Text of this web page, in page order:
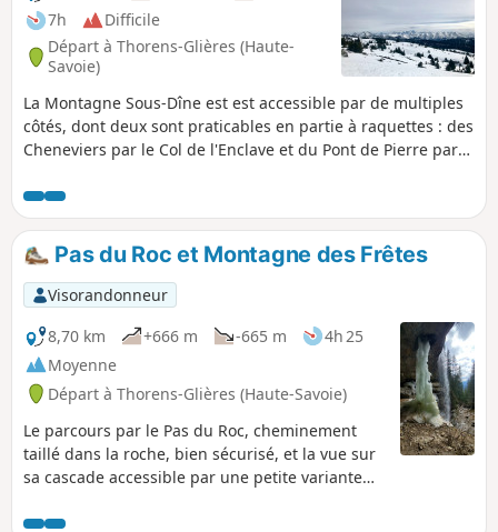
7h
Difficile
Départ à Thorens-Glières (Haute-
Savoie)
La Montagne Sous-Dîne est est accessible par de multiples
côtés, dont deux sont praticables en partie à raquettes : des
Cheneviers par le Col de l'Enclave et du Pont de Pierre par
varié, permettant de se hisser sur les hauteurs par un
cheminement remarquable taillé dans la roche. Ce passage
est souvent en condition car rapidement déneigé vu son
exposition. Les raquettes peuvent être chaussées
immédiatement après, pour une montée aisée par le
Champ Laitier puis des pentes offrant une vue de plus en
plus dégagée, face aux Aravis et au Mont Blanc.
Pas du Roc et Montagne des Frêtes
Visorandonneur
8,70 km
+666 m -665 m
4h 25
Moyenne
Départ à Thorens-Glières (Haute-Savoie)
Le parcours par le Pas du Roc, cheminement
taillé dans la roche, bien sécurisé, et la vue sur
sa cascade accessible par une petite variante
une bifurcation au lieu-dit la Source, démarre